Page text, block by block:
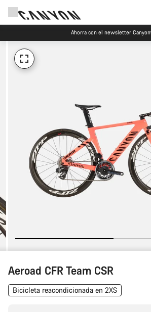
Ahorra con el newsletter Canyon
Aeroad CFR Team CSR
Bicicleta reacondicionada en 2XS